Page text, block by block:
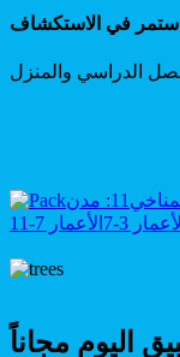
استمر في الاستكشاف
الدراسي والمنزل
11: مدن
الأعمار 3-7 الأعمار 7-11